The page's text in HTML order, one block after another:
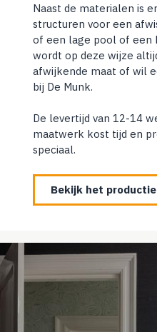
Naast de materialen is
structuren voor een
of een lage pool of een
wordt op deze wijze
afwijkende maat of wil
bij De Munk.
De levertijd van 12-14
maatwerk kost tijd en
speciaal.
Bekijk het